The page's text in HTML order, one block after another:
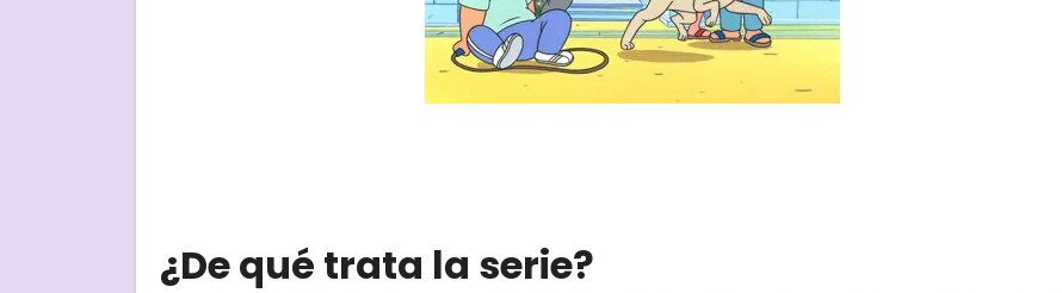
¿De qué trata la serie?